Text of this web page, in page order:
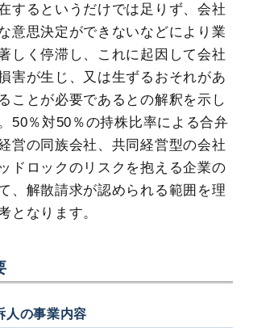
するというだけでは足りず、会社
意思決定ができないなどにより業
しく停滞し、これに起因して会社
害が生じ、又は生ずるおそれがあ
ことが必要であるとの解釈を示し
50％対50％の持株比率による合弁
営の同族会社、共同経営型の会社
ドロックのリスクを抱える企業の
、解散請求が認められる範囲を理
となります。
人の事業内容